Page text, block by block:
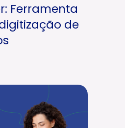
Ferramenta
de